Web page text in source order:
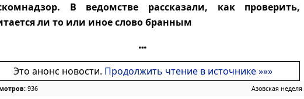
В ведомстве рассказали, как проверить,
ли то или иное слово бранным
Это анонс новости. Продолжить чтение в источнике »»»
936 Азовская неделя